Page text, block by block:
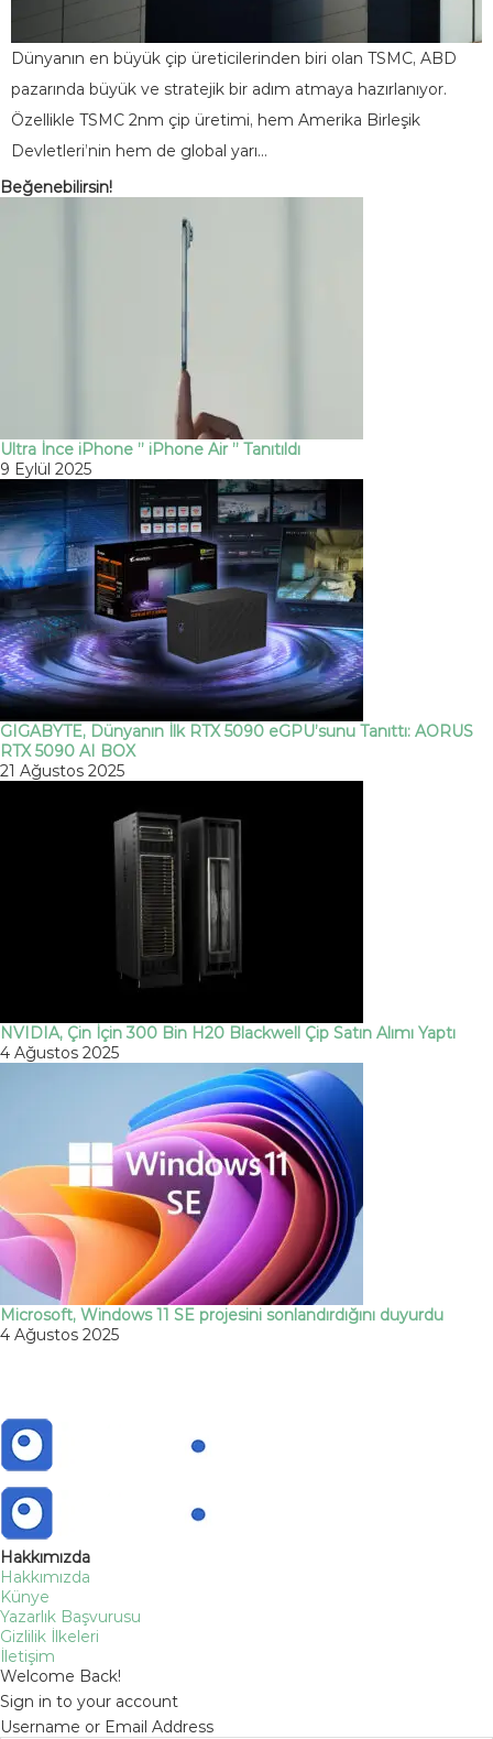
Dünyanın en büyük çip üreticilerinden biri olan TSMC, ABD
pazarında büyük ve stratejik bir adım atmaya hazırlanıyor.
Özellikle TSMC 2nm çip üretimi, hem Amerika Birleşik
Devletleri’nin hem de global yarı…
Beğenebilirsin!
Ultra İnce iPhone ” iPhone Air ” Tanıtıldı
9 Eylül 2025
GIGABYTE, Dünyanın İlk RTX 5090 eGPU’sunu Tanıttı: AORUS
RTX 5090 AI BOX
21 Ağustos 2025
NVIDIA, Çin İçin 300 Bin H20 Blackwell Çip Satın Alımı Yaptı
4 Ağustos 2025
Microsoft, Windows 11 SE projesini sonlandırdığını duyurdu
4 Ağustos 2025
Hakkımızda
Hakkımızda
Künye
Yazarlık Başvurusu
Gizlilik İlkeleri
İletişim
Welcome Back!
Sign in to your account
Username or Email Address